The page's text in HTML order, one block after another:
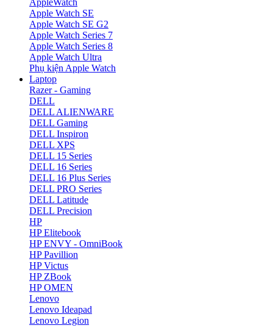
AppleWatch
Apple Watch SE
Apple Watch SE G2
Apple Watch Series 7
Apple Watch Series 8
Apple Watch Ultra
Phụ kiện Apple Watch
Laptop
Razer - Gaming
DELL
DELL ALIENWARE
DELL Gaming
DELL Inspiron
DELL XPS
DELL 15 Series
DELL 16 Series
DELL 16 Plus Series
DELL PRO Series
DELL Latitude
DELL Precision
HP
HP Elitebook
HP ENVY - OmniBook
HP Pavillion
HP Victus
HP ZBook
HP OMEN
Lenovo
Lenovo Ideapad
Lenovo Legion